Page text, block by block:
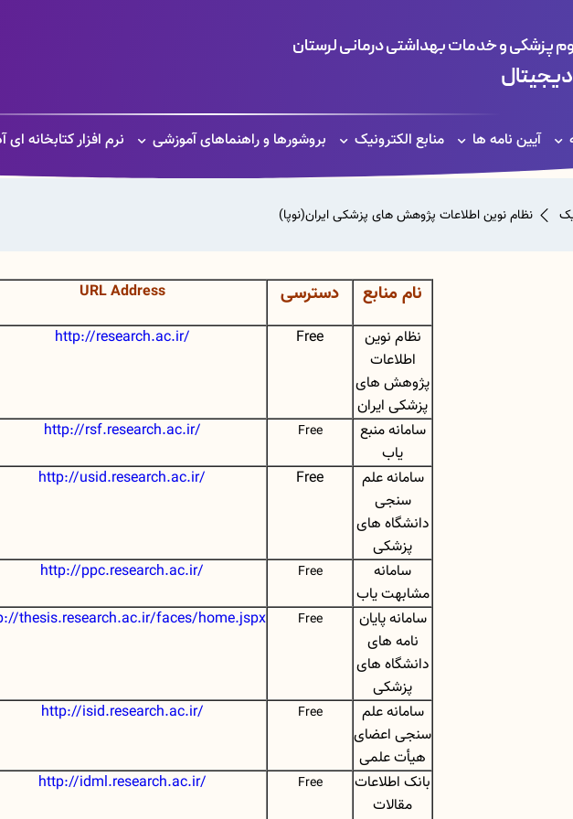
پزشکی و خدمات بهداشتی درمانی لرستان
دیجیتال
آیین نامه ها منابع الکترونیک بروشورها و راهنماهای آموزشی نرم افزار کتابخانه ای
نظام نوین اطلاعات پژوهش های پزشکی ایران(نوپا)
نام منابع دسترسی
URL Address
نظام نوین
اطلاعات
پژوهش های
پزشکی ایران
Free
http://research.ac.ir/
سامانه منبع
یاب
Free
http://rsf.research.ac.ir/
سامانه علم
سنجی
دانشگاه های
پزشکی
Free
http://usid.research.ac.ir/
سامانه
مشابهت یاب
Free
http://ppc.research.ac.ir/
سامانه پایان
نامه های
دانشگاه های
پزشکی
Free
thesis.research.ac.ir/faces/home.jspx
سامانه علم
سنجی اعضای
هیأت علمی
Free
http://isid.research.ac.ir/
بانک اطلاعات
مقالات
Free
http://idml.research.ac.ir/